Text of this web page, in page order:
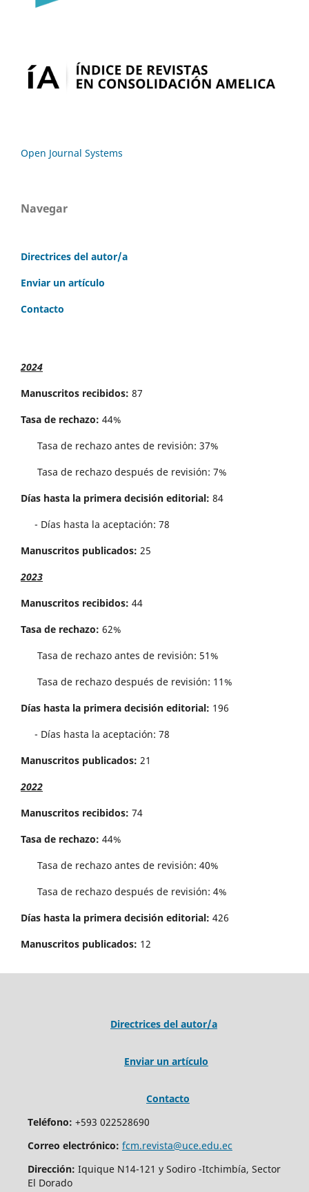
Open Journal Systems
Navegar
Directrices del autor/a
Enviar un artículo
Contacto
2024
Manuscritos recibidos: 87
Tasa de rechazo: 44%
Tasa de rechazo antes de revisi´on: 37%
Tasa de rechazo después de revisión: 7%
Días hasta la primera decisión editorial: 84
- Días hasta la aceptación: 78
Manuscritos publicados: 25
2023
Manuscritos recibidos: 44
Tasa de rechazo: 62%
Tasa de rechazo antes de revisi´on: 51%
Tasa de rechazo después de revisión: 11%
Días hasta la primera decisión editorial: 196
- Días hasta la aceptación: 78
Manuscritos publicados: 21
2022
Manuscritos recibidos: 74
Tasa de rechazo: 44%
Tasa de rechazo antes de revisi´on: 40%
Tasa de rechazo después de revisión: 4%
Días hasta la primera decisión editorial: 426
Manuscritos publicados: 12
Directrices del autor/a
Enviar un artículo
Contacto
Teléfono: +593 022528690
Correo electrónico: fcm.revista@uce.edu.ec
Dirección: Iquique N14-121 y Sodiro -Itchimbía, Sector
El Dorado